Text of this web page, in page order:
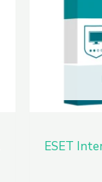
ESET